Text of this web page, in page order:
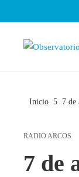
Inicio 7
RADIO ARCOS
7 de